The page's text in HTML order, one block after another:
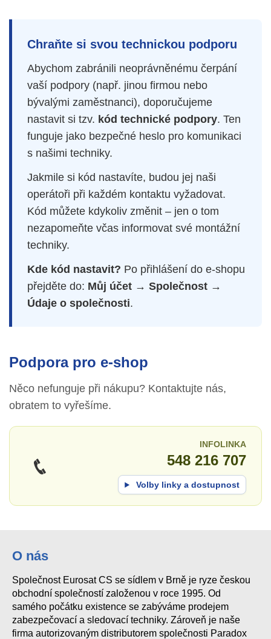
Chraňte si svou technickou podporu
Abychom zabránili neoprávněnému čerpání
vaší podpory (např. jinou firmou nebo
bývalými zaměstnanci), doporučujeme
nastavit si tzv. kód technické podpory. Ten
funguje jako bezpečné heslo pro komunikaci
s našimi techniky.
Jakmile si kód nastavíte, budou jej naši
operátoři při každém kontaktu vyžadovat.
Kód můžete kdykoliv změnit – jen o tom
nezapomeňte včas informovat své montážní
techniky.
Kde kód nastavit? Po přihlášení do e-shopu
přejděte do: Můj účet → Společnost →
Údaje o společnosti.
Podpora pro e-shop
Něco nefunguje při nákupu? Kontaktujte nás,
obratem to vyřešíme.
INFOLINKA
548 216 707
Volby linky a dostupnost
O nás
Společnost Eurosat CS se sídlem v Brně je ryze českou
obchodní společností založenou v roce 1995. Od
samého počátku existence se zabýváme prodejem
zabezpečovací a sledovací techniky. Zároveň je naše
firma autorizovaným distributorem společnosti Paradox